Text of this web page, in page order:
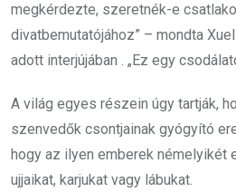
megkérdezte, szeretnék-e
divatbemutatójához” – mondta
adott interjújában . „Ez egy
A világ egyes részein úgy tartják,
szenvedők csontjainak gyógyító
hogy az ilyen emberek némelyikét
ujjaikat, karjukat vagy lábukat.